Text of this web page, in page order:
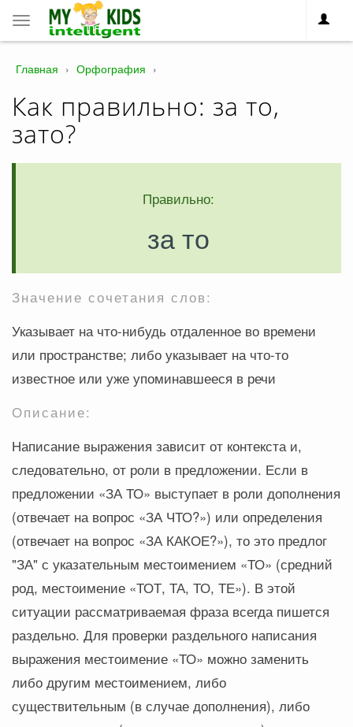
Toggle
navigation
Главная › Орфография ›
Как правильно: за то,
зато?
Правильно:
за то
Значение сочетания слов:
Указывает на что-нибудь отдаленное во времени
или пространстве; либо указывает на что-то
известное или уже упоминавшееся в речи
Описание:
Написание выражения зависит от контекста и,
следовательно, от роли в предложении. Если в
предложении «ЗА ТО» выступает в роли дополнения
(отвечает на вопрос «ЗА ЧТО?») или определения
(отвечает на вопрос «ЗА КАКОЕ?»), то это предлог
"ЗА" с указательным местоимением «ТО» (средний
род, местоимение «ТОТ, ТА, ТО, ТЕ»). В этой
ситуации рассматриваемая фраза всегда пишется
раздельно. Для проверки раздельного написания
выражения местоимение «ТО» можно заменить
либо другим местоимением, либо
существительным (в случае дополнения), либо